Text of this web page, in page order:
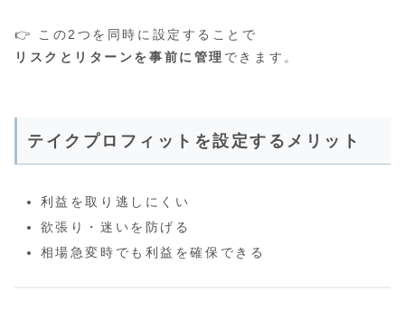
👉 この2つを同時に設定することで
リスクとリターンを事前に管理 できます。
テイクプロフィットを設定するメリット
利益を取り逃しにくい
欲張り・迷いを防げる
相場急変時でも利益を確保できる